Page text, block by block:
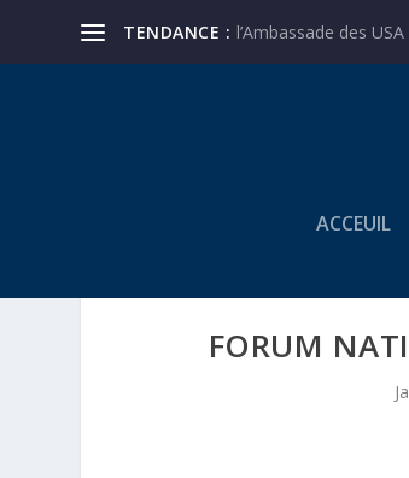
TENDANCE : l’Ambassade des
ACCEUIL
FORUM